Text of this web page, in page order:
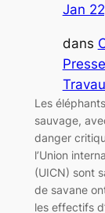
Jan
dans
Presse
Les
sauvage,
danger
l’Union
(UICN) sont
de savane
les effectifs